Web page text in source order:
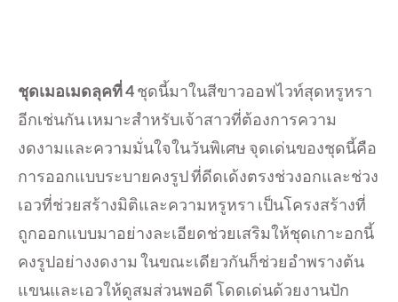
ชุดเมอเมดลุคที่4ชุดนี้มาในสีขาวออฟไวท์สุดหรูหรา
อีกเช่นกัน เหมาะสำหรับเจ้าสาวที่ต้องการความ
งดงามและความมั่นใจในวันพิเศษ จุดเด่นของชุดนี้คือ
การออกแบบระบายคงรูป ที่ดีดเด้งตรงช่วงอกและช่วง
เอวที่ช่วยสร้างมิติและความหรูหรา เป็นโครงสร้างที่
ถูกออกแบบมาอย่างละเอียดช่วยเสริมให้ชุดเกาะอกนี้
คงรูปอย่างงดงาม ในขณะเดียวกันก็ช่วยอำพรางต้น
แขนและเอวให้ดูสมส่วนพอดี โดดเด่นด้วยงานปัก